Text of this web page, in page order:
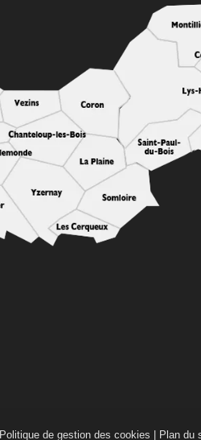
Politique de gestion des cookies Plan du